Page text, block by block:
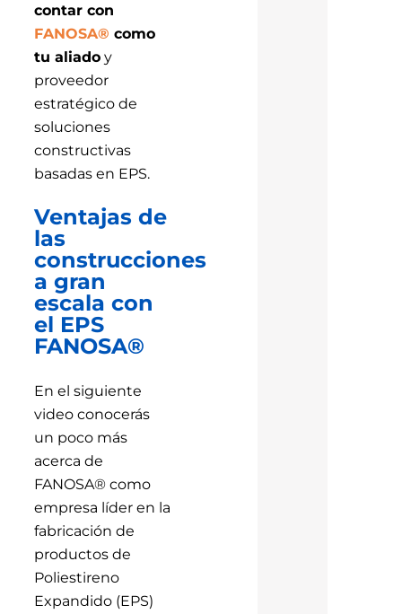
contar con
FANOSA® como
tu aliadoy
proveedor
estratégico de
soluciones
constructivas
basadas en EPS.
Ventajas de
las
construcciones
a gran
escala con
el EPS
FANOSA®
En el siguiente
video conocerás
un poco más
acerca de
FANOSA® como
empresa líder en la
fabricación de
productos de
Poliestireno
Expandido (EPS)